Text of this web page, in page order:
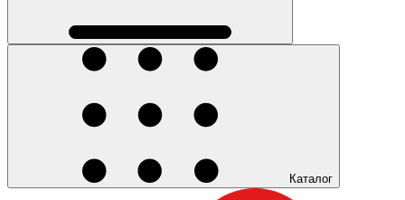
Каталог